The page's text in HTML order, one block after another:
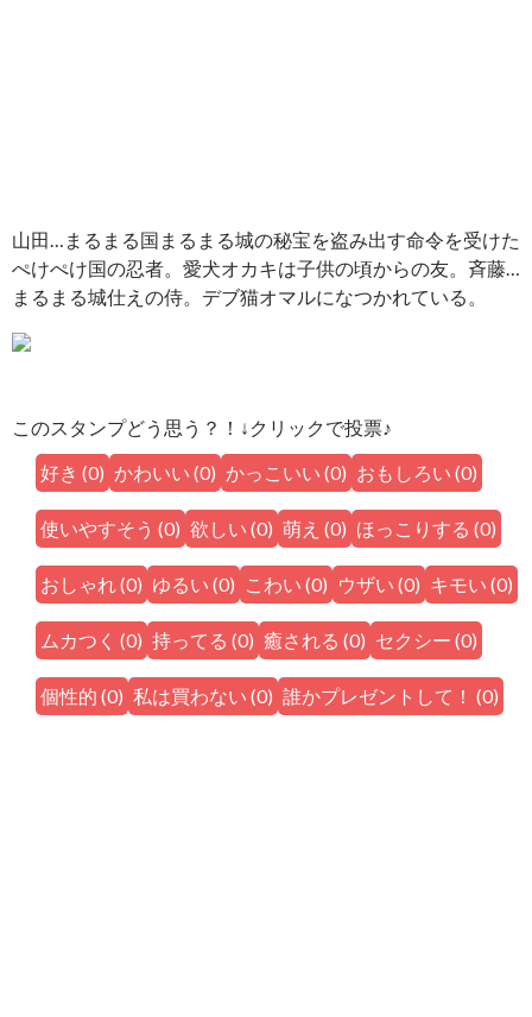
山田…まるまる国まるまる城の秘宝を盗み出す命令を受けた
ぺけぺけ国の忍者。愛犬オカキは子供の頃からの友。斉藤…
まるまる城仕えの侍。デブ猫オマルになつかれている。
このスタンプどう思う？！↓クリックで投票♪
好き (0) かわいい (0) かっこいい (0) おもしろい (0)
使いやすそう (0) 欲しい (0) 萌え (0) ほっこりする (0)
おしゃれ(0) ゆるい (0) こわい (0) ウザい (0) キモい (0)
ムカつく (0) 持ってる (0) 癒される (0) セクシー (0)
個性的 (0) 私は買わない (0) 誰かプレゼントして！ (0)